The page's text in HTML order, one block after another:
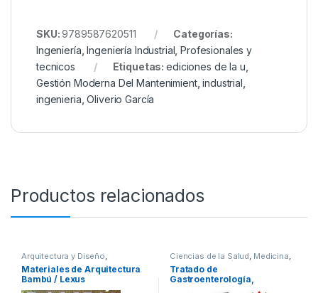
SKU:9789587620511
Categorías:
Ingeniería ,Ingeniería Industrial ,Profesionales y
tecnicos
Etiquetas:ediciones de la u
Gestión Moderna Del Mantenimient,industrial
ingenieria ,Oliverio García
Productos relacionados
Arquitectura y Diseño,
Arquitectura y Urbanismo ,Arte y
Afines,Decoración, Decoración
y Muebles ,Diseño
Materiales de Arquitectura
Bambú / Lexus
Ciencias de la Salud, Medicina,
Ofertas Pediatría
Profesionales y tecnicos
Tratado de
Gastroenterología,
Hepatología y Nutrición